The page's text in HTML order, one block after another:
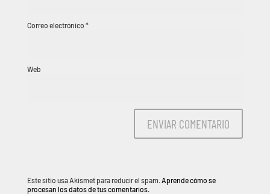
Correo electrónico *
Web
Este sitio usa Akismet para reducir el spam.Aprende cómo se
procesan los datos de tus comentarios.